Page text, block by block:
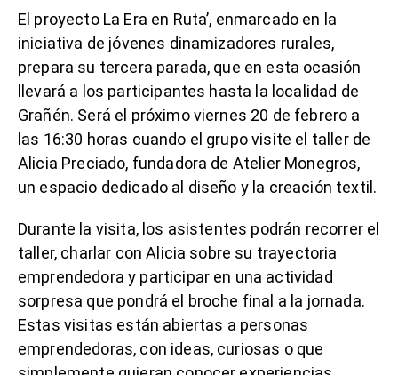
El proyecto La Era en Ruta’, enmarcado en la
iniciativa de jóvenes dinamizadores rurales,
prepara su tercera parada, que en esta ocasión
llevará a los participantes hasta la localidad de
Grañén. Será el próximo viernes 20 de febrero a
las 16:30 horas cuando el grupo visite el taller de
Alicia Preciado, fundadora de Atelier Monegros,
un espacio dedicado al diseño y la creación textil.
Durante la visita, los asistentes podrán recorrer el
taller, charlar con Alicia sobre su trayectoria
emprendedora y participar en una actividad
sorpresa que pondrá el broche final a la jornada.
Estas visitas están abiertas a personas
emprendedoras, con ideas, curiosas o que